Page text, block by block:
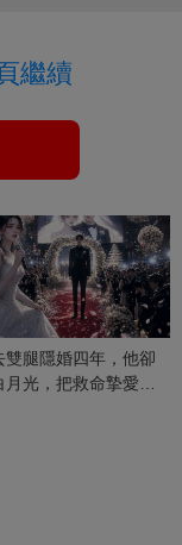
繼續
雙腿隱婚四年，他卻
月光，把救命摯愛當